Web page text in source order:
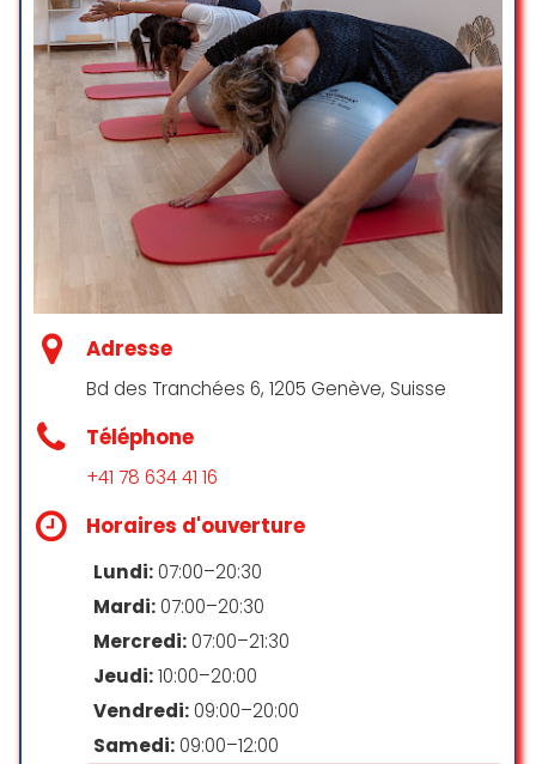
LGBTQ+ friendly
Safe place pour les transgenres
Planning
Rendez-vous recommandés
Cartes de débit
Paiements mobiles NFC
Parking couvert payant
Parking gratuit
Très bon accueil.
Le thérapeute : En plus d’être
sympathique et agréable, il sait
mettre en confiance le patient.
La séance : Les explications sur le
déroulement sont claires, ainsi que
sur l’utilité des techniques utilisées.
Je le recommande.
Christian C
☆ 5/5
conseils et recommandations !
Je suis sorti très soulager de ma
consultation !
Ostéopathes très qualifiés. Lieu
agréable et central. J’apprécie
horaires (tôt, tard le soir, le
samedi…). Je recommande ce
Adresse
Bd des Tranchées 6, 1205 Genève, Suisse
Téléphone
+41 78 634 41 16
Horaires d'ouverture
Lundi: 07:00–20:30
Mardi: 07:00–20:30
Mercredi: 07:00–21:30
Jeudi:10:00–20:00
Vendredi: 09:00–20:00
Samedi: 09:00–12:00